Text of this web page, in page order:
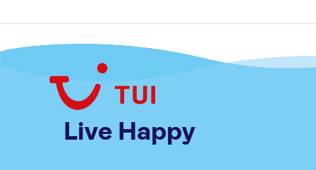
Live Happy